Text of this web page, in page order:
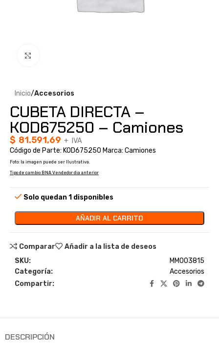
Inicio Accesorios
CUBETA DIRECTA –
KOD675250 – Camiones
$ 81.591,69 + IVA
Código de Parte: KOD675250 Marca: Camiones
Foto: la imagen puede ser Ilustrativa.
Tipo de cambio BNA Vendedor dia anterior
Solo quedan 1 disponibles
AÑADIR AL CARRITO
Comparar
Añadir a la lista de deseos
SKU:
MM003815
Categoría:
Accesorios
Compartir:
DESCRIPCIÓN